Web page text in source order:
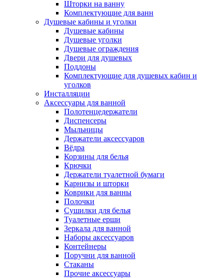
Шторки на ванну
Комплектующие для ванн
Душевые кабины и уголки
Душевые кабины
Душевые уголки
Душевые ограждения
Двери для душевых
Поддоны
Комплектующие для душевых кабин и
уголков
Инсталляции
Аксессуары для ванной
Полотенцедержатели
Диспенсеры
Мыльницы
Держатели аксессуаров
Вёдра
Корзины для белья
Крючки
Держатели туалетной бумаги
Карнизы и шторки
Коврики для ванны
Полочки
Сушилки для белья
Туалетные ерши
Зеркала для ванной
Наборы аксессуаров
Контейнеры
Поручни для ванной
Стаканы
Прочие аксессуары